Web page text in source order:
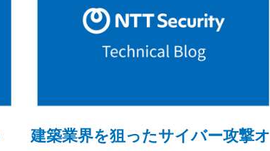
建築業界を狙ったサイバー攻撃オ